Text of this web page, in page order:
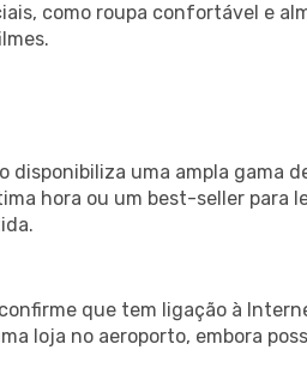
como roupa confortável e
disponibiliza uma ampla gama
hora ou um best-seller para
que tem ligação à
loja no aeroporto, embora